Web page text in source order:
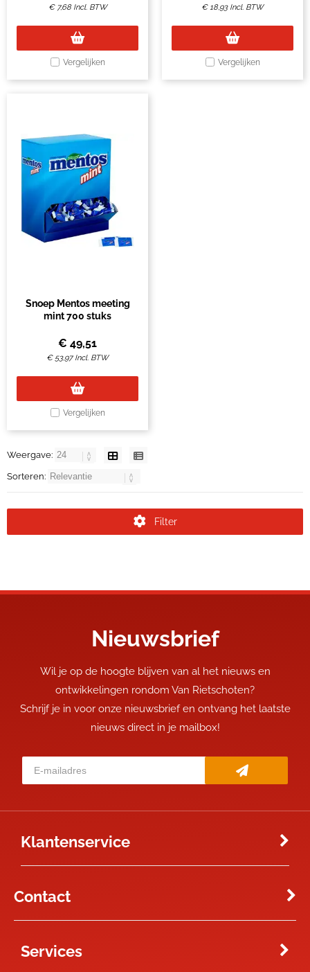
€ 7,68 Incl. BTW
Vergelijken
€18,93 Incl. BTW
Vergelijken
Snoep Mentos meeting
mint 700 stuks
€ 49,51
€ 53,97 Incl. BTW
Vergelijken
Weergave:
Sorteren:
Filter
Nieuwsbrief
Wil je op de hoogte blijven van al het nieuws en
ontwikkelingen rondom Van Rietschoten?
Schrijf je in voor onze nieuwsbrief en ontvang het laatste
nieuws direct in je mailbox!
Klantenservice
Contact
Services